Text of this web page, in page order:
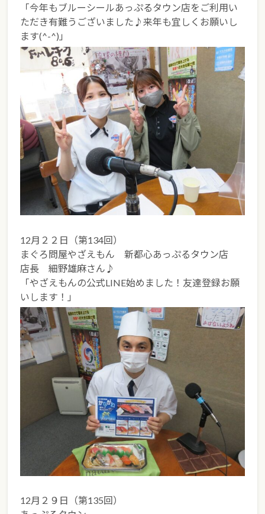
「今年もブルーシールあっぷるタウン店をご利用い
ただき有難うございました♪来年も宜しくお願いし
ます(^-^)」
12月２２日（第134回）
まぐろ問屋やざえもん 新都心あっぷるタウン店
店長 細野雄麻さん♪
「やざえもんの公式LINE始めました！友達登録お願
いします！」
12月２９日（第135回）